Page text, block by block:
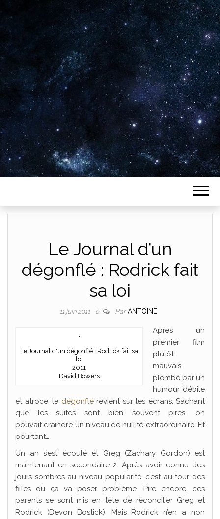
Plus de 2800 critiques de films
Le Journal d’un
dégonflé : Rodrick fait
sa loi
11 juin 2011 0 ParANTOINE
Le Journal d'un dégonflé : Rodrick fait sa
loi
2011
David Bowers
Après un
premier film
plutôt
mauvais,
plombé par un
humour débile
et atroce, le dégonflérevient sur les écrans. Sachant
que les suites sont bien souvent pires, on
pouvait craindre un niveau de nullité extraordinaire. Et
pourtant…
Un an s’est écoulé et Greg (Zachary Gordon) est
maintenant en secondaire 2. Après avoir connu des
jours sombres au niveau popularité, c’est au tour des
filles où ça va poser problème. Pire encore, ces
parents se sont mis en tête de réconcilier Greg et
Rodrick (Devon Bostick). Mais Rodrick n’en a non